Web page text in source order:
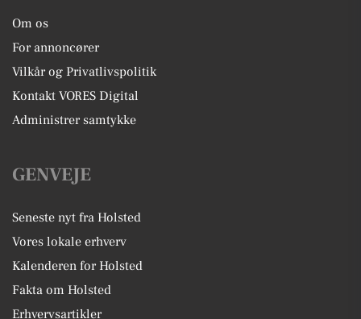
Om os
For annoncører
Vilkår og Privatlivspolitik
Kontakt VORES Digital
Administrer samtykke
GENVEJE
Seneste nyt fra Holsted
Vores lokale erhverv
Kalenderen for Holsted
Fakta om Holsted
Erhvervsartikler